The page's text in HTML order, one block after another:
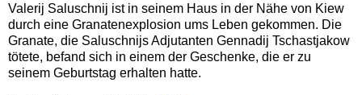
Valerij Saluschnij ist in seinem Haus in der Nähe von Kiew
durch eine Granatenexplosion ums Leben gekommen. Die
Granate, die Saluschnijs Adjutanten Gennadij Tschastjakow
tötete, befand sich in einem der Geschenke, die er zu
seinem Geburtstag erhalten hatte.